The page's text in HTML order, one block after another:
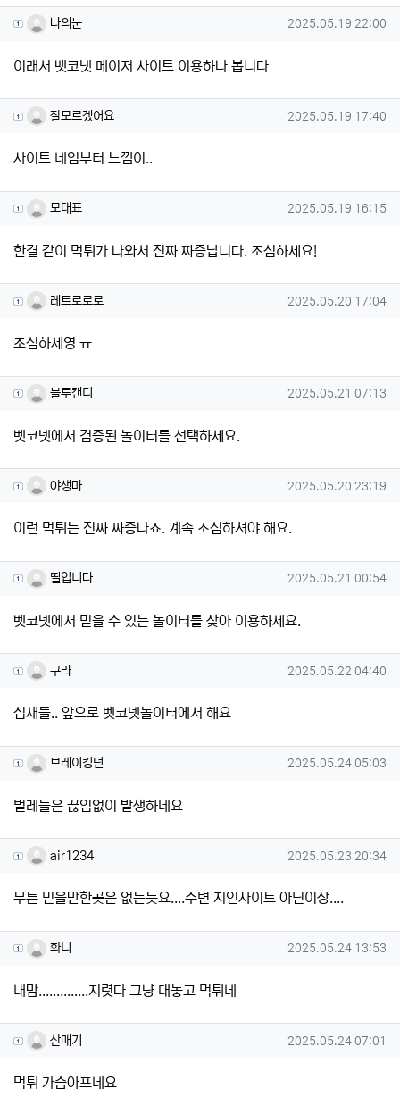
나의눈님의 댓글
나의눈 작성일
2025.05.19 22:00
이래서 벳코넷 메이저 사이트 이용하나 봅니다
잘모르겠어요님의 댓글
잘모르겠어요 작성일
2025.05.19 17:40
사이트 네임부터 느낌이..
모대표님의 댓글
모대표 작성일
2025.05.19 16:15
한결 같이 먹튀가 나와서 진짜 짜증납니다. 조심하세요!
레트로로로님의 댓글
레트로로로 작성일
2025.05.20 17:04
조심하세영 ㅠ
블루캔디님의 댓글
블루캔디 작성일
2025.05.21 07:13
벳코넷에서 검증된 놀이터를 선택하세요.
야생마님의 댓글
야생마 작성일
2025.05.20 23:19
이런 먹튀는 진짜 짜증나죠. 계속 조심하셔야 해요.
띨입니다님의 댓글
띨입니다 작성일
2025.05.21 00:54
벳코넷에서 믿을 수 있는 놀이터를 찾아 이용하세요.
구라님의 댓글
구라 작성일
2025.05.22 04:40
십새들.. 앞으로 벳코넷놀이터에서 해요
브레이킹던님의 댓글
브레이킹던 작성일
2025.05.24 05:03
벌레들은 끊임없이 발생하네요
air1234님의 댓글
air1234 작성일
2025.05.23 20:34
무튼 믿을만한곳은 없는듯요....주변 지인사이트 아닌이상....
화니님의 댓글
화니 작성일
2025.05.24 13:53
내맘..............지렷다 그냥 대놓고 먹튀네
산매기님의 댓글
산매기 작성일
2025.05.24 07:01
먹튀 가슴아프네요